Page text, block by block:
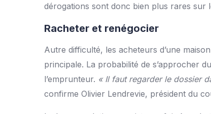
dérogations sont donc bien plus rares sur
Racheter et renégocier
Autre difficulté, les acheteurs d’une
principale. La probabilité de s’approcher
l’emprunteur. « Il faut regarder le dossier
confirme Olivier Lendrevie, président du